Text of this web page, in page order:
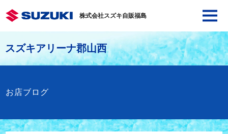
株式会社スズキ自販福島
スズキアリーナ郡山西
お店ブログ